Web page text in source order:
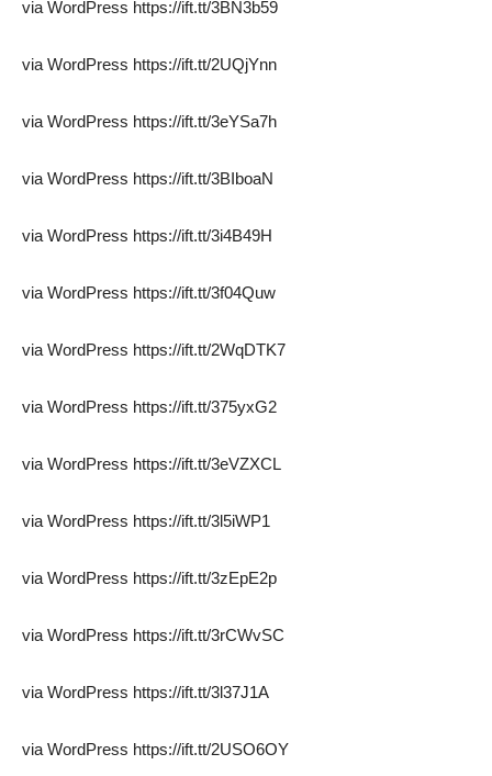
via WordPress https://ift.tt/3BN3b59
via WordPress https://ift.tt/2UQjYnn
via WordPress https://ift.tt/3eYSa7h
via WordPress https://ift.tt/3BIboaN
via WordPress https://ift.tt/3i4B49H
via WordPress https://ift.tt/3f04Quw
via WordPress https://ift.tt/2WqDTK7
via WordPress https://ift.tt/375yxG2
via WordPress https://ift.tt/3eVZXCL
via WordPress https://ift.tt/3l5iWP1
via WordPress https://ift.tt/3zEpE2p
via WordPress https://ift.tt/3rCWvSC
via WordPress https://ift.tt/3l37J1A
via WordPress https://ift.tt/2USO6OY